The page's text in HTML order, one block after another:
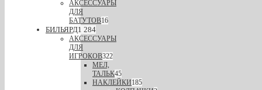
АКСЕССУАРЫ
ДЛЯ
БАТУТОВ16
БИЛЬЯРД1 284
АКСЕССУАРЫ
ДЛЯ
ИГРОКОВ322
МЕЛ,
ТАЛЬК45
НАКЛЕЙКИ185